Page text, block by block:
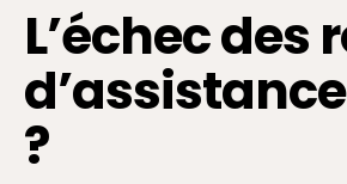
L’échec des
?